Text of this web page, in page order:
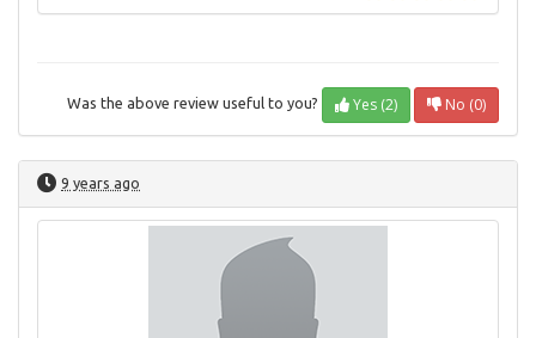
Was the above review useful to you? Yes (2) No (0)
9 years ago